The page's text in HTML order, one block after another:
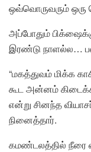
ஒவ்வொருவரும் ஒரு
அப்போதும்
இரண்டு நாளல்ல…
“மகத்துவம் மிக்க
கூட அன்னம்
என்று சினந்த
நினைத்தார்.
கமண்டலத்தில் நீரை